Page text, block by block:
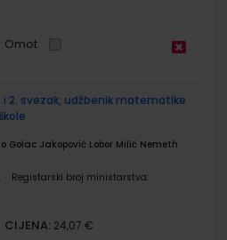
Omot
i 2. svezak, udžbenik matematike
Golac Jakopović Lobor Milić Nemeth
Registarski broj ministarstva:
CIJENA: 24,07 €